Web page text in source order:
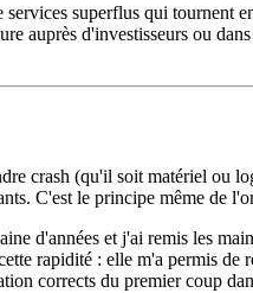
superflus qui tournent
auprès d'investisseurs ou
crash (qu'il soit matériel ou
C'est le principe même de
d'années et j'ai remis les
rapidité : elle m'a permis de
corrects du premier coup